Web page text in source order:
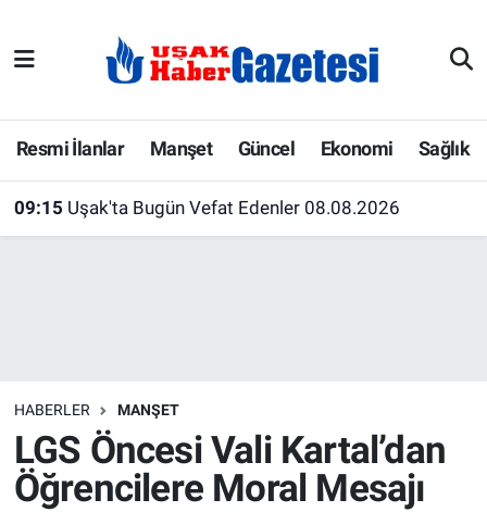
Resmi İlanlar Manşet Güncel Ekonomi Sağlık
09:15 Uşak'ta Bugün Vefat Edenler 08.08.2026
HABERLER MANŞET
LGS Öncesi Vali Kartal’dan
Öğrencilere Moral Mesajı
E-Gazete
Ekonomi
Köşe Yazarları
Kültür Sanat
Uşak Hava Durumu
Uşak Trafik Yoğunluk Haritası